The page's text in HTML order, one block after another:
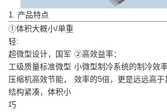
1. 产品特点
①体积大概小/单重
轻:
超微型设计，国军
工级质量标准微型
压缩机高效节能，
结构紧凑，体积小
巧
②高效益率：
小微型制冷系统的制冷效
效率的5倍，更是远远高于